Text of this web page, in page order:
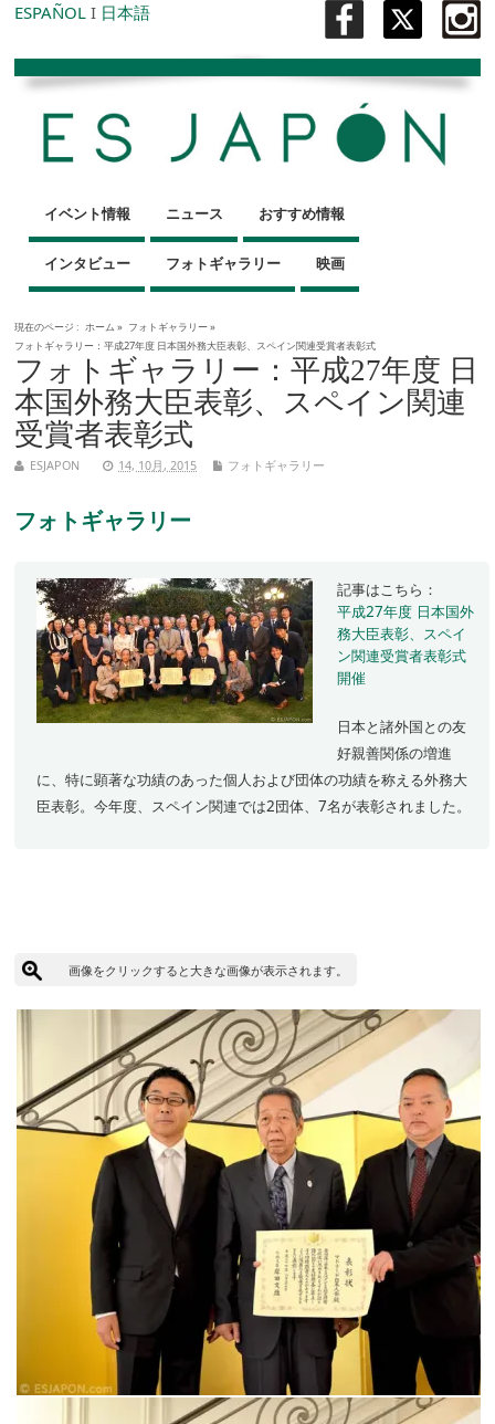
ESPAÑOL I 日本語
イベント情報 ニュース おすすめ情報
インタビュー フォトギャラリー 映画
現在のページ : ホーム » フォトギャラリー»
フォトギャラリー：平成27年度 日本国外務大臣表彰、スペイン関連受賞者表彰式
フォトギャラリー：平成27年度 日
本国外務大臣表彰、スペイン関連
受賞者表彰式
ESJAPON 14, 10月, 2015 フォトギャラリー
フォトギャラリー
記事はこちら：
平成27年度 日本国外
務大臣表彰、スペイ
ン関連受賞者表彰式
開催
日本と諸外国との友
好親善関係の増進
に、特に顕著な功績のあった個人および団体の功績を称える外務大
臣表彰。今年度、スペイン関連では2団体、7名が表彰されました。
画像をクリックすると大きな画像が表示されます。